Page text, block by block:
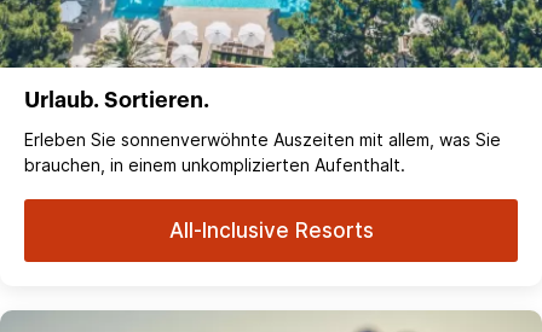
Urlaub. Sortieren.
Erleben Sie sonnenverwöhnte Auszeiten mit allem, was Sie
brauchen, in einem unkomplizierten Aufenthalt.
All-Inclusive Resorts